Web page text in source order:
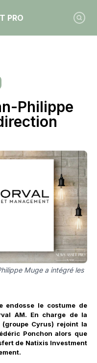
PRO
Philippe
Muge a intégré les
endosse le costume de
AM. En charge de la
Cyrus) rejoint la
Ponchon alors que
de Natixis Investment